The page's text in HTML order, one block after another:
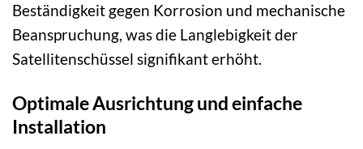
Beständigkeit gegen Korrosion und mechanische
Beanspruchung, was die Langlebigkeit der
Satellitenschüssel signifikant erhöht.
Optimale Ausrichtung und einfache
Installation